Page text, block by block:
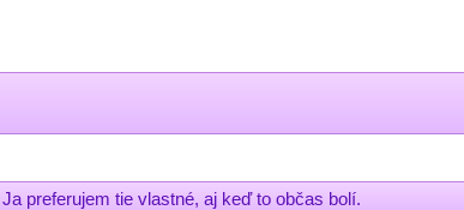
preferujem tie vlastné, aj keď to občas bolí.